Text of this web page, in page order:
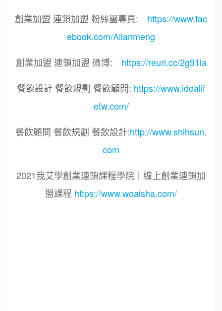
創業加盟 連鎖加盟 粉絲團專頁: https://www.fac
ebook.com/Ailanmeng
創業加盟 連鎖加盟 微博: https://reurl.cc/2g91la
餐飲設計 餐飲規劃 餐飲顧問: https://www.idealif
etw.com/
餐飲顧問 餐飲規劃 餐飲設計:http://www.shihsun.
com
2021我艾學創業連鎖課程學院｜線上創業連鎖加
盟課程 https://www.woaisha.com/